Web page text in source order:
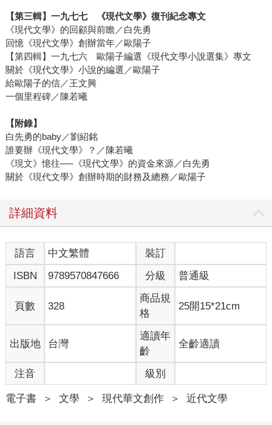
【第三輯】一九七七 《現代文學》復刊紀念專文
《現代文學》的回顧與前瞻／白先勇
回憶《現代文學》創辦當年／歐陽子
【第四輯】一九七六 歐陽子編選《現代文學小說選集》專文
關於《現代文學》小說的編選／歐陽子
給歐陽子的信／王文興
一個里程碑／陳若曦
【附錄】
白先勇的baby／劉紹銘
誰要辦《現代文學》？／陳若曦
《現文》憶往──《現代文學》的資金來源／白先勇
關於《現代文學》創辦時期的財務及總務／歐陽子
詳細資料
語言 中文繁體
裝訂
ISBN
9789570847666 分級 普通級
頁數 328
商品規
格
25開15*21cm
出版地 台灣
適讀年
齡
全齡適讀
注音 級別
電子書 ＞ 文學 ＞ 現代華文創作 ＞ 近代文學